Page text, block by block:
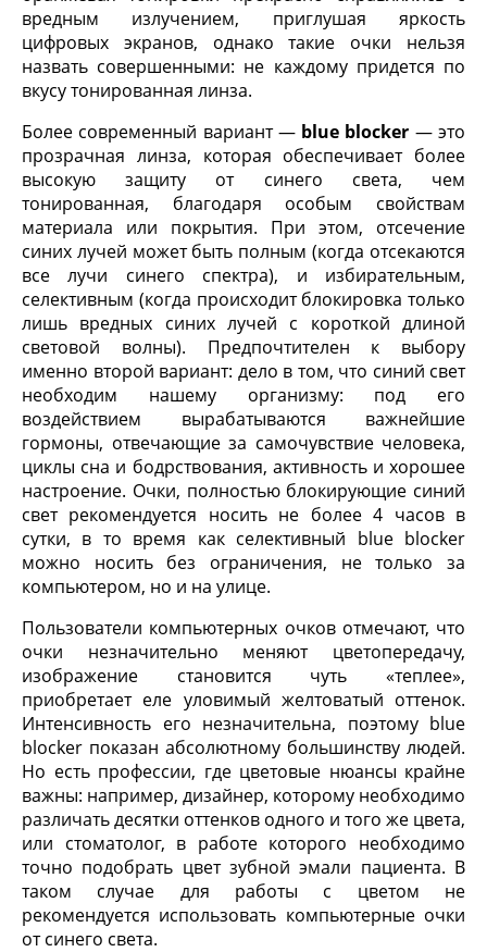
вредным излучением, приглушая яркость
цифровых экранов, однако такие очки нельзя
назвать совершенными: не каждому придется по
вкусу тонированная линза.
Более современный вариант — blue blocker — это
прозрачная линза, которая обеспечивает более
высокую защиту от синего света, чем
тонированная, благодаря особым свойствам
материала или покрытия. При этом, отсечение
синих лучей может быть полным (когда отсекаются
все лучи синего спектра), и избирательным,
селективным (когда происходит блокировка только
лишь вредных синих лучей с короткой длиной
световой волны). Предпочтителен к выбору
именно второй вариант: дело в том, что синий свет
необходим нашему организму: под его
воздействием вырабатываются важнейшие
гормоны, отвечающие за самочувствие человека,
циклы сна и бодрствования, активность и хорошее
настроение. Очки, полностью блокирующие синий
свет рекомендуется носить не более 4 часов в
сутки, в то время как селективный blue blocker
можно носить без ограничения, не только за
компьютером, но и на улице.
Пользователи компьютерных очков отмечают, что
очки незначительно меняют цветопередачу,
изображение становится чуть «теплее»,
приобретает еле уловимый желтоватый оттенок.
Интенсивность его незначительна, поэтому blue
blocker показан абсолютному большинству людей.
Но есть профессии, где цветовые нюансы крайне
важны: например, дизайнер, которому необходимо
различать десятки оттенков одного и того же цвета,
или стоматолог, в работе которого необходимо
точно подобрать цвет зубной эмали пациента. В
таком случае для работы с цветом не
рекомендуется использовать компьютерные очки
от синего света.